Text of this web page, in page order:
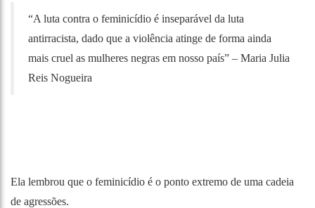
“A luta contra o feminicídio é inseparável da luta
antirracista, dado que a violência atinge de forma ainda
mais cruel as mulheres negras em nosso país” – Maria Julia
Reis Nogueira
Ela lembrou que o feminicídio é o ponto extremo de uma cadeia
de agressões.